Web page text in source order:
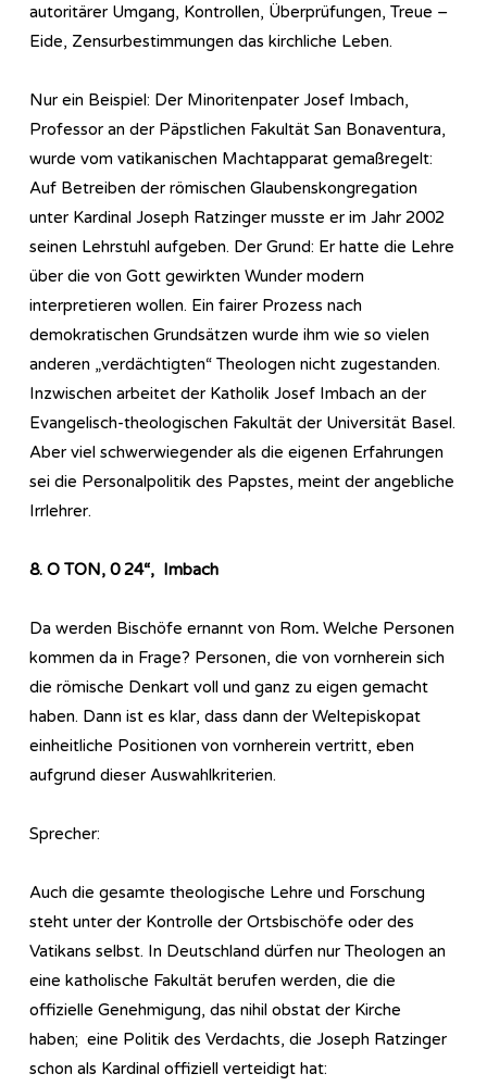
autoritärer Umgang, Kontrollen, Überprüfungen, Treue –
Eide, Zensurbestimmungen das kirchliche Leben.
Nur ein Beispiel: Der Minoritenpater Josef Imbach,
Professor an der Päpstlichen Fakultät San Bonaventura,
wurde vom vatikanischen Machtapparat gemaßregelt:
Auf Betreiben der römischen Glaubenskongregation
unter Kardinal Joseph Ratzinger musste er im Jahr 2002
seinen Lehrstuhl aufgeben. Der Grund: Er hatte die Lehre
über die von Gott gewirkten Wunder modern
interpretieren wollen. Ein fairer Prozess nach
demokratischen Grundsätzen wurde ihm wie so vielen
anderen „verdächtigten“ Theologen nicht zugestanden.
Inzwischen arbeitet der Katholik Josef Imbach an der
Evangelisch-theologischen Fakultät der Universität Basel.
Aber viel schwerwiegender als die eigenen Erfahrungen
sei die Personalpolitik des Papstes, meint der angebliche
Irrlehrer.
8. O TON, 0 24“, Imbach
Da werden Bischöfe ernannt von Rom. Welche Personen
kommen da in Frage? Personen, die von vornherein sich
die römische Denkart voll und ganz zu eigen gemacht
haben. Dann ist es klar, dass dann der Weltepiskopat
einheitliche Positionen von vornherein vertritt, eben
aufgrund dieser Auswahlkriterien.
Sprecher:
Auch die gesamte theologische Lehre und Forschung
steht unter der Kontrolle der Ortsbischöfe oder des
Vatikans selbst. In Deutschland dürfen nur Theologen an
eine katholische Fakultät berufen werden, die die
offizielle Genehmigung, das nihil obstat der Kirche
haben; eine Politik des Verdachts, die Joseph Ratzinger
schon als Kardinal offiziell verteidigt hat: